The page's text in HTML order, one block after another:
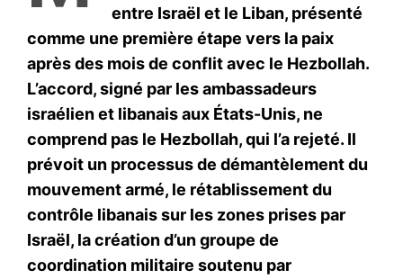
entre Israël et le Liban, présenté
comme une première étape vers la paix
après des mois de conflit avec le Hezbollah.
L’accord, signé par les ambassadeurs
israélien et libanais aux États-Unis, ne
comprend pas le Hezbollah, qui l’a rejeté. Il
prévoit un processus de démantèlement du
mouvement armé, le rétablissement du
contrôle libanais sur les zones prises par
Israël, la création d’un groupe de
coordination militaire soutenu par